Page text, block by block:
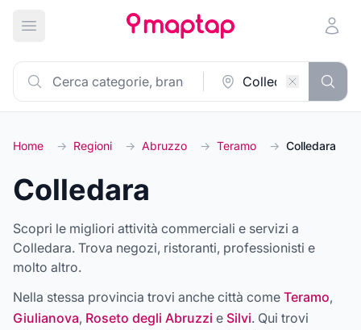
Apri menu principale
Home → Regioni → Abruzzo → Teramo → Colledara
Colledara
Scopri le migliori attività commerciali e servizi a
Colledara. Trova negozi, ristoranti, professionisti e
molto altro.
Nella stessa provincia trovi anche città come Teramo,
Giulianova, Roseto degli Abruzzi e Silvi. Qui trovi